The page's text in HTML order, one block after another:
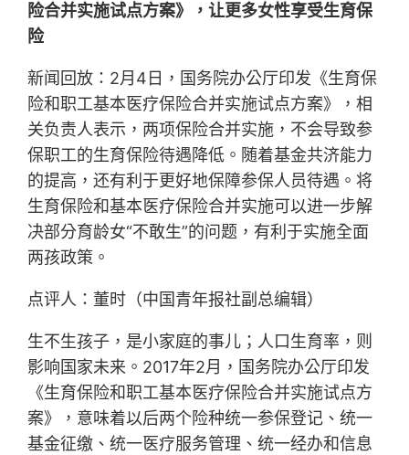
险合并实施试点方案》，让更多女性享受生育保
险
新闻回放：2月4日，国务院办公厅印发《生育保
险和职工基本医疗保险合并实施试点方案》，相
关负责人表示，两项保险合并实施，不会导致参
保职工的生育保险待遇降低。随着基金共济能力
的提高，还有利于更好地保障参保人员待遇。将
生育保险和基本医疗保险合并实施可以进一步解
决部分育龄女“不敢生”的问题，有利于实施全面
两孩政策。
点评人：董时（中国青年报社副总编辑）
生不生孩子，是小家庭的事儿；人口生育率，则
影响国家未来。2017年2月，国务院办公厅印发
《生育保险和职工基本医疗保险合并实施试点方
案》，意味着以后两个险种统一参保登记、统一
基金征缴、统一医疗服务管理、统一经办和信息